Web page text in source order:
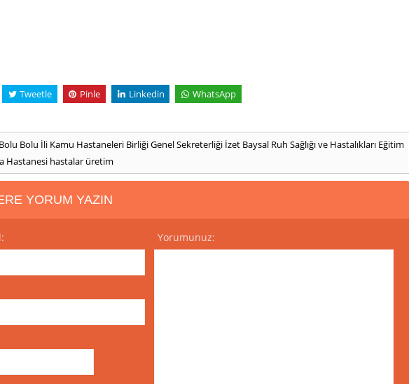
Tweetle Pinle Linkedin WhatsApp
Bolu Bolu İli Kamu Hastaneleri Birliği Genel Sekreterliği İzet Baysal Ruh Sağlığı ve Hastalıkları Eğitim
Hastanesi hastalar üretim
YORUM YAZIN
Yorumunuz: